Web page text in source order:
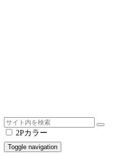
2Pカラー
Toggle navigation